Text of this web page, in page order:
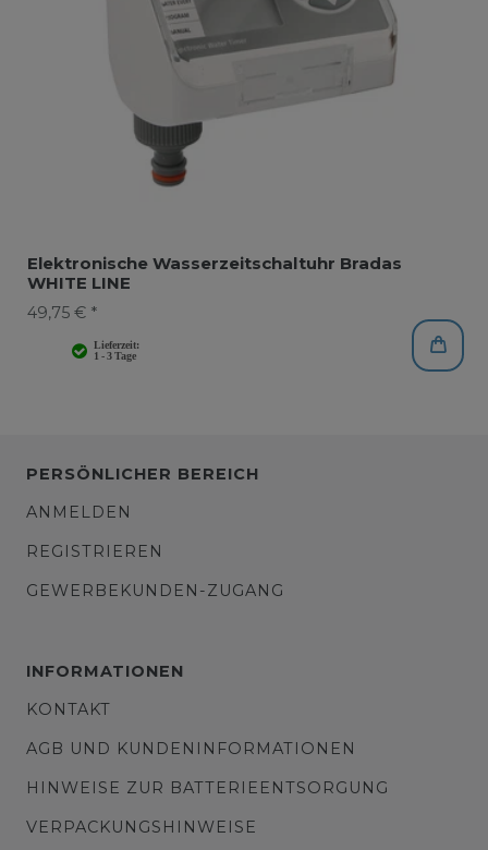
Elektronische Wasserzeitschaltuhr Bradas
WHITE LINE
49,75 € *
PERSÖNLICHER BEREICH
ANMELDEN
REGISTRIEREN
GEWERBEKUNDEN-ZUGANG
INFORMATIONEN
KONTAKT
AGB UND KUNDENINFORMATIONEN
HINWEISE ZUR BATTERIEENTSORGUNG
VERPACKUNGSHINWEISE